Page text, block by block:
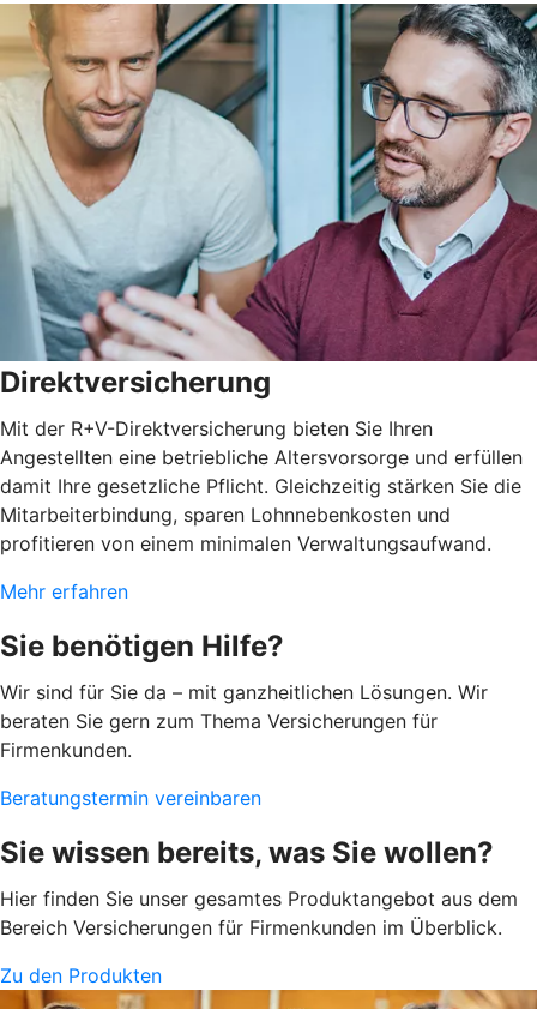
Direktversicherung
Mit der R+V-Direktversicherung bieten Sie Ihren
Angestellten eine betriebliche Altersvorsorge und erfüllen
damit Ihre gesetzliche Pflicht. Gleichzeitig stärken Sie die
Mitarbeiterbindung, sparen Lohnnebenkosten und
profitieren von einem minimalen Verwaltungsaufwand.
Mehr erfahren
Sie benötigen Hilfe?
Wir sind für Sie da – mit ganzheitlichen Lösungen. Wir
beraten Sie gern zum Thema Versicherungen für
Firmenkunden.
Beratungstermin vereinbaren
Sie wissen bereits, was Sie wollen?
Hier finden Sie unser gesamtes Produktangebot aus dem
Bereich Versicherungen für Firmenkunden im Überblick.
Zu den Produkten